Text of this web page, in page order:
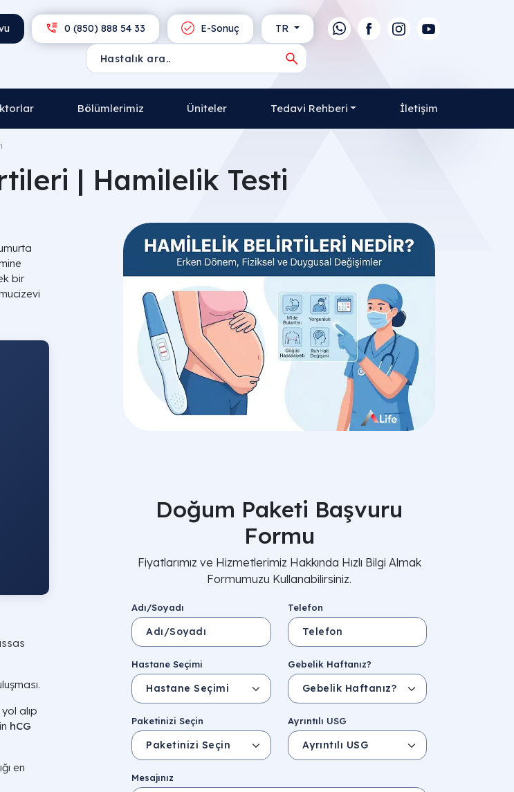
TR
E-Sonuç
0 (850) 888 54 33
Bölümlerimiz Üniteler Tedavi Rehberi İletişim
| Hamilelik Testi
bir
alıp
hCG
en
Doğum Paketi Başvuru
Formu
Fiyatlarımız ve Hizmetlerimiz Hakkında Hızlı Bilgi Almak
Formumuzu Kullanabilirsiniz.
Adı/Soyadı Telefon
Hastane Seçimi Gebelik Haftanız?
Paketinizi Seçin Ayrıntılı USG
Mesajınız